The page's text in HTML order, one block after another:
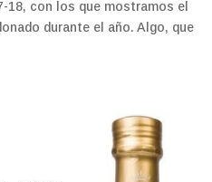
con los que mostramos el
durante el año. Algo, que